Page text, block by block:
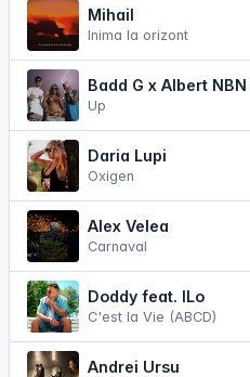
Mihail
Inima la orizont
Badd G x Albert
Up
Daria Lupi
Oxigen
Alex Velea
Carnaval
Doddy feat. ​⁠ILo
C'est la Vie (ABCD)
Andrei Ursu